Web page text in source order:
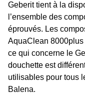
Geberit tient à la
l’ensemble des
éprouvés. Les
AquaClean
ce qui concerne le
douchette est
utilisables pour tous
Balena.